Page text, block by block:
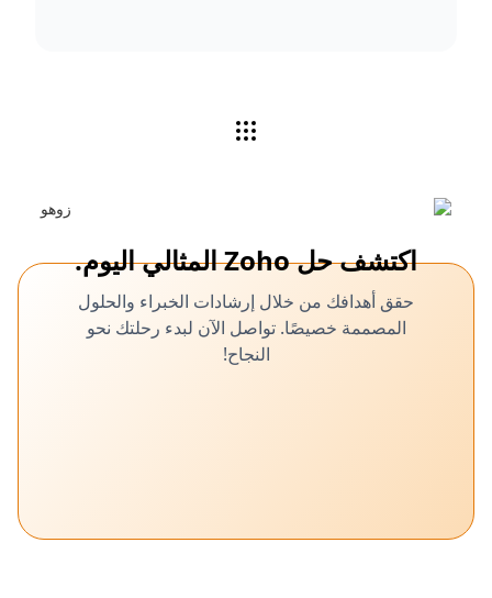
اكتشف حل Zoho المثالي اليوم.
حقق أهدافك من خلال إرشادات الخبراء والحلول
المصممة خصيصًا. تواصل الآن لبدء رحلتك نحو
النجاح!